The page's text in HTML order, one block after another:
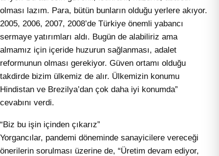
olması lazım. Para, bütün bunların olduğu yerlere akıyor.
2005, 2006, 2007, 2008’de Türkiye önemli yabancı
sermaye yatırımları aldı. Bugün de alabiliriz ama
almamız için içeride huzurun sağlanması, adalet
reformunun olması gerekiyor. Güven ortamı olduğu
takdirde bizim ülkemiz de alır. Ülkemizin konumu
Hindistan ve Brezilya’dan çok daha iyi konumda”
cevabını verdi.
“Biz bu işin içinden çıkarız”
Yorgancılar, pandemi döneminde sanayicilere vereceği
önerilerin sorulması üzerine de, “Üretim devam ediyor,